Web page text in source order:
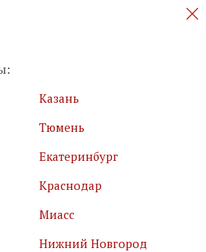
акции и новинки
сайта
обработки персональных
Казань
Тюмень
Екатеринбург
Краснодар
Миасс
Нижний Новгород